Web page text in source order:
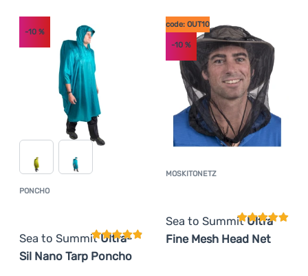
Anmelden /
Registrieren
PONCHO
Sea to SummitUltra-
Sil Nano Tarp Poncho
-10 %
MOSKITONETZ
Sea to SummitUltra
Fine Mesh Head Net
code: OUT10
-10%